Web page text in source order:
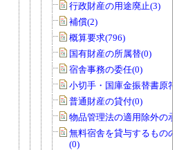
行政財産の用途廃止(3)
補償(2)
概算要求(796)
国有財産の所属替(0)
宿舎事務の委任(0)
小切手・国庫金振替書原符(1)
普通財産の貸付(0)
物品管理法の適用除外の承認
無料宿舎を貸与するものの指
(0)